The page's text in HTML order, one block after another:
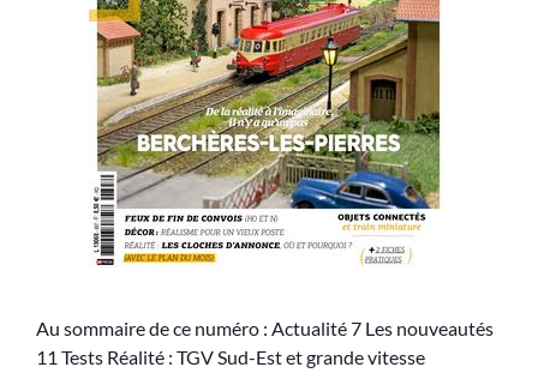
Au sommaire de ce numéro : Actualité 7 Les nouveautés
11 Tests Réalité : TGV Sud-Est et grande vitesse